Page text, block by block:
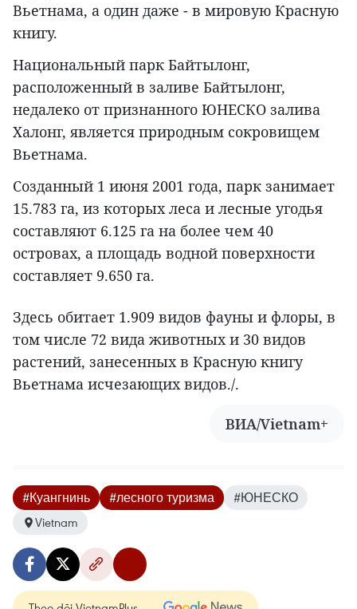
Вьетнама, а один даже - в мировую Красную
книгу.
Национальный парк Байтылонг,
расположенный в заливе Байтылонг,
недалеко от признанного ЮНЕСКО залива
Халонг, является природным сокровищем
Вьетнама.
Созданный 1 июня 2001 года, парк занимает
15.783 га, из которых леса и лесные угодья
составляют 6.125 га на более чем 40
островах, а площадь водной поверхности
составляет 9.650 га.
Здесь обитает 1.909 видов фауны и флоры, в
том числе 72 вида животных и 30 видов
растений, занесенных в Красную книгу
Вьетнама исчезающих видов./.
ВИА/Vietnam+
#Куангнинь #лесного туризма
#ЮНЕСКО
Vietnam